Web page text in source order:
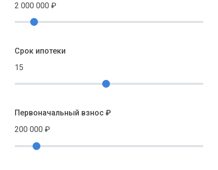
2 000 000 ₽
Срок ипотеки
15
Первоначальный взнос ₽
200 000 ₽